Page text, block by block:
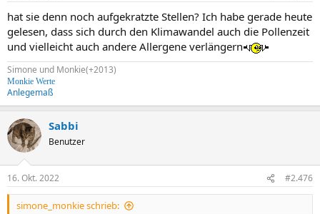
hat sie denn noch aufgekratzte Stellen? Ich habe gerade heute
gelesen, dass sich durch den Klimawandel auch die Pollenzeit
und vielleicht auch andere Allergene verlängern
Simone und Monkie(+2013)
Monkie Werte
Anlegemaß
Sabbi
Benutzer
16. Okt. 2022 #2.476
simone_monkie schrieb: